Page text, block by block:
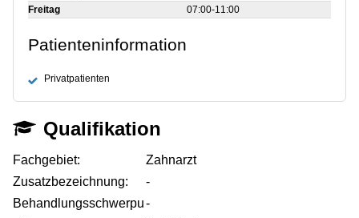
Freitag
07:00‑11:00
Patienteninformation
Privatpatienten
Qualifikation
Fachgebiet:
Zahnarzt
Zusatzbezeichnung:
-
Behandlungsschwerpu-